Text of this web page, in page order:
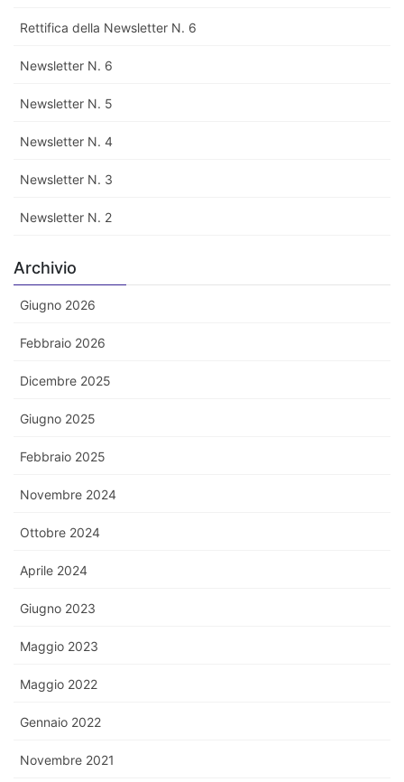
Rettifica della Newsletter N. 6
Newsletter N. 6
Newsletter N. 5
Newsletter N. 4
Newsletter N. 3
Newsletter N. 2
Archivio
Giugno 2026
Febbraio 2026
Dicembre 2025
Giugno 2025
Febbraio 2025
Novembre 2024
Ottobre 2024
Aprile 2024
Giugno 2023
Maggio 2023
Maggio 2022
Gennaio 2022
Novembre 2021